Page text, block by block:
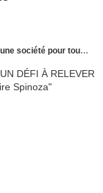
pour tous les âges